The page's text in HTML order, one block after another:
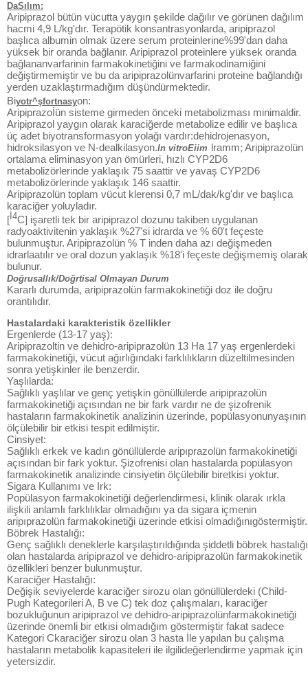
DaSılım:
Aripiprazol bütün vücutta yaygın şekilde dağılır ve görünen dağılım
hacmi 4,9 L/kg'dır. Terapötik konsantrasyonlarda, aripiprazol
başlıca albumin olmak üzere serum proteinlerine%99'dan daha
yüksek bir oranda bağlanır. Aripiprazol proteinlere yüksek oranda
bağlananvarfarinin farmakokinetiğini ve farmakodinamiğini
değiştirmemiştir ve bu da aripiprazolünvarfarini proteine bağlandığı
yerden uzaklaştırmadığım düşündürmektedir.
Biyotr^şfortnasyon:
Aripiprazoİün sisteme girmeden önceki metabolizması minimaldir.
Aripiprazol yaygın olarak karaciğerde metabolize edilir ve başlıca
üç adet biyotransformasyon yolağı vardır:dehidrojenasyon,
hidroksilasyon ve N-dealkilasyon.In vitroEiim lramm; Aripiprazolün
ortalama eliminasyon yan ömürleri, hızlı CYP2D6
metabolizörlerinde yaklaşık 75 saattir ve yavaş CYP2D6
metabolizörlerinde yaklaşık 146 saattir.
Aripiprazolün toplam vücut klerensi 0,7 mL/dak/kg'dır ve başlıca
karaciğer yoluyladır.
[ İ4C] işaretli tek bir aripiprazol dozunu takiben uygulanan
radyoaktivitenin yaklaşık %27'si idrarda ve % 60't feçeste
bulunmuştur. Aripiprazolün % T inden daha azı değişmeden
idrarlaatılır ve oral dozun yaklaşık %18'i feçeste değişmemiş olarak
bulunur.
Doğrusallık/Doğrtisal Olmayan Durum
Kararlı durumda, aripiprazolün farmakokinetiği doz ile doğru
orantılıdır.
Hastalardaki karakteristik özellikler
Ergenlerde (13-17 yaş):
Aripiprazoltin ve dehidro-aripiprazolün 13 Ha 17 yaş ergenlerdeki
farmakokinetiği, vücut ağırlığındaki farklılıkların düzeltilmesinden
sonra yetişkinler ile benzerdir.
Yaşlılarda:
Sağlıklı yaşlılar ve genç yetişkin gönüllülerde aripiprazolün
farmakokinetiği açısından ne bir fark vardır ne de şizofrenik
hastaların farmakokinetik analizinin üzerinde, popülasyonunyaşının
ölçülebilir bir etkisi tespit edilmiştir.
Cinsiyet:
Sağlıklı erkek ve kadın gönüllülerde aripıprazolün farmakokinetiği
açısından bir fark yoktur. Şizofrenisi olan hastalarda popülasyon
farmakokinetik analizinde cinsiyetin ölçülebilir biretkisi yoktur.
Sigara Kullanımı ve Irk:
Popülasyon farmakokinetiği değerlendirmesi, klinik olarak ırkla
ilişkili anlamlı farklılıklar olmadığını ya da sigara içmenin
aripıprazolün farmakokinetiği üzerinde etkisi olmadığınıgöstermiştir.
Böbrek Hastalığı:
Genç sağlıklı deneklerle karşılaştırıldığında şiddetli böbrek hastalığı
olan hastalarda aripiprazol ve dehidro-aripiprazolün farmakokinetik
özellikleri benzer bulunmuştur.
Karaciğer Hastalığı:
Değişik seviyelerde karaciğer sirozu olan gönüllülerdeki (Child-
Pugh Kategorileri A, B ve C) tek doz çalışmaları, karaciğer
bozukluğunun aripiprazol ve dehidro-aripiprazolünfarmakokinetiği
üzerinde önemli bir etkisi olmadığım göstermiştir fakat sadece
Kategori Ckaraciğer sirozu olan 3 hasta İle yapılan bu çalışma
hastaların metabolik kapasiteleri ile ilgilideğerlendirme yapmak için
yetersizdir.